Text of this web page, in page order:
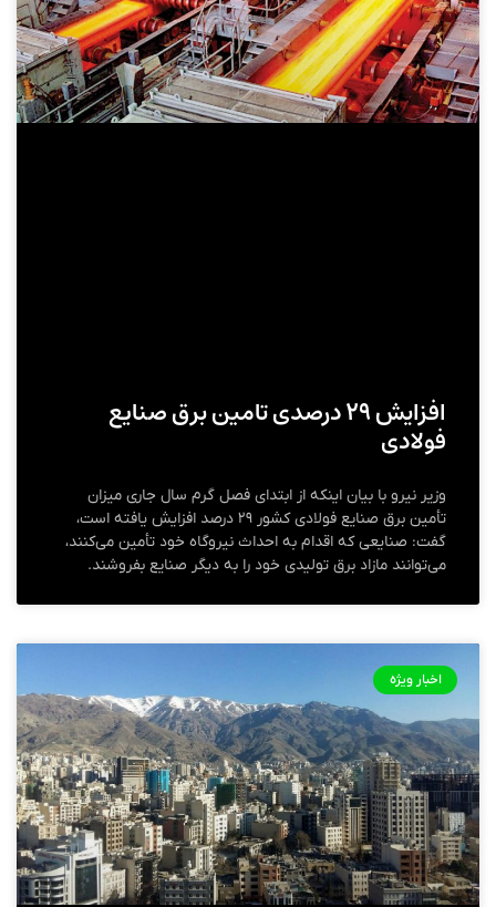
افزایش ۲۹ درصدی تامین برق صنایع
فولادی
وزیر نیرو با بیان اینکه از ابتدای فصل گرم سال جاری میزان
تأمین برق صنایع فولادی کشور ۲۹ درصد افزایش یافته است،
گفت: صنایعی که اقدام به احداث نیروگاه خود تأمین می‌کنند،
می‌توانند مازاد برق تولیدی خود را به دیگر صنایع بفروشند.
اخبار ویژه